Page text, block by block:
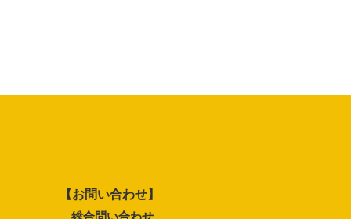
【お問い合わせ】
総合問い合わせ